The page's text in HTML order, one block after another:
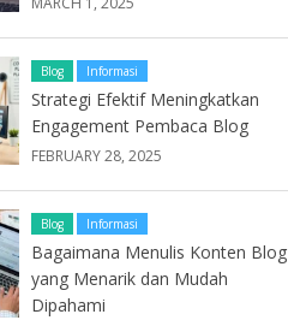
Blog Informasi
Strategi Efektif Meningkatkan
Engagement Pembaca Blog
FEBRUARY 28, 2025
Blog Informasi
Bagaimana Menulis Konten Blog
yang Menarik dan Mudah
Dipahami